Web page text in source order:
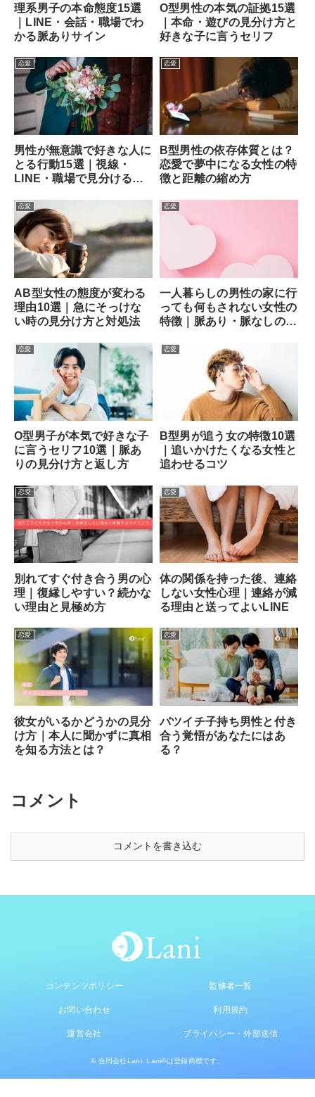
理系男子の本命態度15選
｜LINE・会話・職場でわ
かる脈ありサイン
O型男性の本気の証拠15選
｜本命・遊びの見分け方と
好きな子に言うセリフ
恋愛
男性が無意識で好きな人に
とる行動15選｜視線・
LINE・職場で見分ける方
恋愛
B型男性の依存体質とは？
恋愛で夢中になる女性の特
徴と距離の縮め方
恋愛
AB型女性の態度が変わる
理由10選｜急にそっけな
い時の見分け方と対処法
恋愛
一人暮らしの男性の家に行
っても何もされない女性の
特徴｜脈あり・脈なしの見
恋愛
O型男子が本気で好きな子
に言うセリフ10選｜脈あ
りの見分け方と返し方
恋愛
B型男が追う女の特徴10選
｜追いかけたくなる女性と
追わせるコツ
恋愛
別れてすぐ付き合う男の心
理｜復縁しやすい？続かな
い理由と見極め方
恋愛
体の関係を持った後、連絡
しない女性心理｜連絡が減
る理由と送ってよいLINE
恋愛
彼女がいるかどうかの見分
け方｜本人に聞かずに真相
を知る方法とは？
恋愛
バツイチ子持ち男性と付き
合う覚悟があなたにはあ
る？
コメント
コメントを書き込む
コンテンツポリシー 監修者一覧
お問い合わせ 利用規約
運営会社 プライバシー・外部送信
© 合同会社Lani. Lani®は登録商標です。